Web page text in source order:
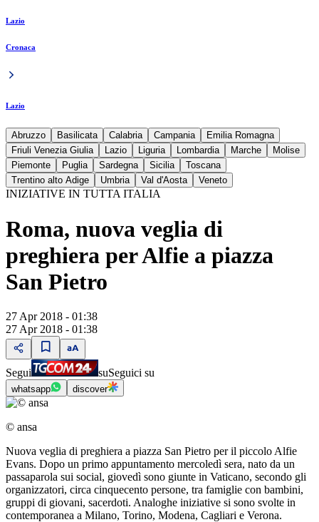
Lazio
Cronaca
Lazio
Abruzzo Basilicata Calabria Campania
Emilia Romagna
Friuli Venezia Giulia
Lazio Liguria Lombardia Marche
Molise
Piemonte
Puglia Sardegna Sicilia
Toscana
Trentino alto Adige
Umbria Val d'Aosta Veneto
INIZIATIVE IN TUTTA ITALIA
Roma, nuova veglia di
preghiera per Alfie a piazza
San Pietro
27 Apr 2018 - 01:38
27 Apr 2018 - 01:38
Segui suSeguici su
whatsapp discover
© ansa
Nuova veglia di preghiera a piazza San Pietro per il piccolo Alfie
Evans. Dopo un primo appuntamento mercoledì sera, nato da un
passaparola sui social, giovedì sono giunte in Vaticano, secondo gli
organizzatori, circa cinquecento persone, tra famiglie con bambini,
gruppi di giovani, sacerdoti. Analoghe iniziative si sono svolte in
contemporanea a Milano, Torino, Modena, Cagliari e Verona.